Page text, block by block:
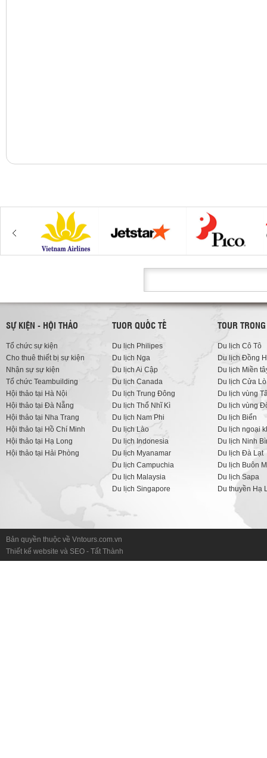
SỰ KIỆN - HỘI THẢO
Tổ chức sự kiện
Cho thuê thiết bị sự kiện
Nhận sự sự kiện
Tổ chức Teambuilding
Hội thảo tại Hà Nội
Hội thảo tại Đà Nẵng
Hội thảo tại Nha Trang
Hội thảo tại Hồ Chí Minh
Hội thảo tại Hạ Long
Hội thảo tại Hải Phòng
TUOR QUỐC TẾ
Du lịch Philipes
Du lịch Nga
Du lịch Ai Cập
Du lịch Canada
Du lịch Trung Đông
Du lịch Thổ Nhĩ Kì
Du lịch Nam Phi
Du lịch Lào
Du lịch Indonesia
Du lịch Myanamar
Du lịch Campuchia
Du lịch Malaysia
Du lịch Singapore
TOUR
Du lịch Cô Tô
Du lịch Đồng
Du lịch Miền
Du lịch Cửa Lò
Du lịch vùng
Du lịch vùng
Du lịch Biển
Du lịch ngoại
Du lịch Ninh
Du lịch Đà Lạt
Du lịch Buôn
Du lịch Sapa
Du thuyền Hạ
Bản quyền thuộc về Vntours.com.vn
Thiết kế website và SEO - Tất Thành